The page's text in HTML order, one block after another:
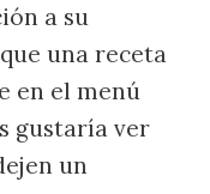
a su
una receta
en el menú
gustaría ver
un